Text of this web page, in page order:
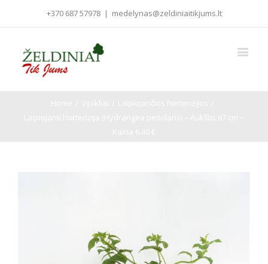
+370 687 57978 | medelynas@zeldiniaitikjums.lt